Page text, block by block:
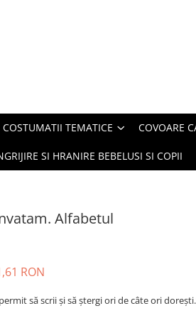
COSTUMATII TEMATICE COVOARE
SI HRANIRE BEBELUSI SI COPII
Alfabetul
RON
să scrii și să ștergi ori de câte ori